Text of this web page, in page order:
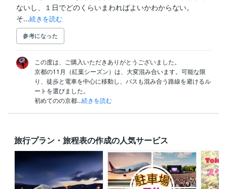
ないし、１日でどのくらいまわればよいかわからない。
そ...続きを読む
参考になった
この度は、ご購入いただきありがとうございました。
京都の11月（紅葉シーズン）は、大変混み合います。可能な限
り、徒歩と電車を中心に移動し、バスも混み合う路線を避けるル
ートを選びました。
初めてのの京都...続きを読む
旅行プラン・旅程表の作成の人気サービス